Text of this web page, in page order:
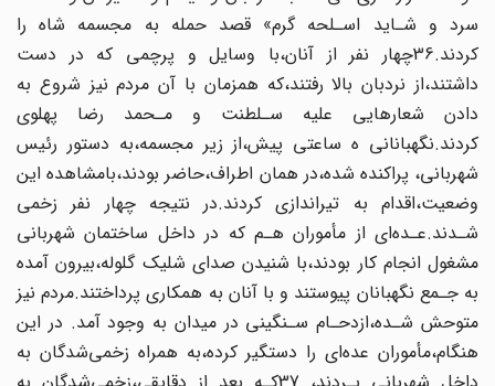
سرد‌ و شـاید‌ اسـلحه گرم» قصد حمله به مجسمه شاه را
کردند.36چهار نفر‌ از‌ آنان،با وسایل و پرچمی که در دست‌‌
داشتند‌،از‌ نردبان بالا رفتند،که همزمان با آن‌ مردم‌ نیز شروع به
دادن شعارهایی علیه سـلطنت و مـحمد رضا پهلوی
کردند.نگهبانانی ه ساعتی‌ پیش‌،از زیر مجسمه،به دستور‌ رئیس‌
شهربانی، پراکنده‌ شده‌،در‌ همان اطراف،حاضر بودند،بامشاهده این‌
وضعیت‌،اقدام به تیراندازی‌ کردند.در نتیجه چهار نفر زخمی
شـدند.عـده‌ای از‌ مأموران‌ هـم که در داخل ساختمان شهربانی‌‌
مشغول انجام کار بودند‌،با‌ شنیدن صدای شلیک گلوله،بیرون‌ آمده‌
به جـمع نگهبانان پیوستند و با آنان به همکاری پرداختند.مردم نیز
متوحش شـده‌،ازدحـام‌ سـنگینی در میدان به وجود‌ آمد‌. در‌ این
هنگام،مأموران‌ عده‌ای‌ را دستگیر کرده،به‌ همراه‌ زخمی‌شدگان به